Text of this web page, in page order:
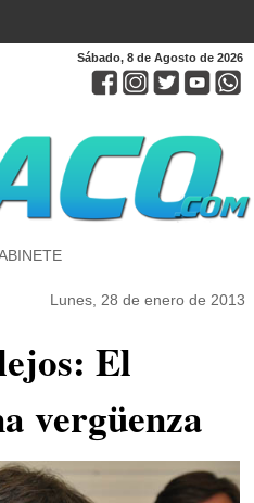
Sábado, 8 de Agosto de 2026
Lunes, 28 de enero de 2013
El
vergüenza